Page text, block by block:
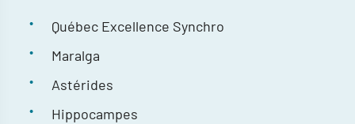
Québec Excellence Synchro
Maralga
Astérides
Hippocampes